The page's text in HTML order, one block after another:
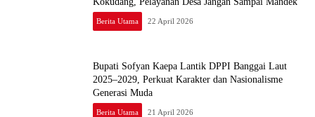
Berita Utama 22 April 2026
Bupati Sofyan Kaepa Lantik DPPI Banggai Laut
2025–2029, Perkuat Karakter dan Nasionalisme
Generasi Muda
Berita Utama 21 April 2026